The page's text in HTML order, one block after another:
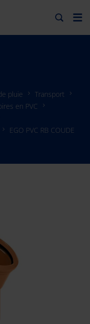
pluie
Transport
en PVC
EGO PVC RB COUDE